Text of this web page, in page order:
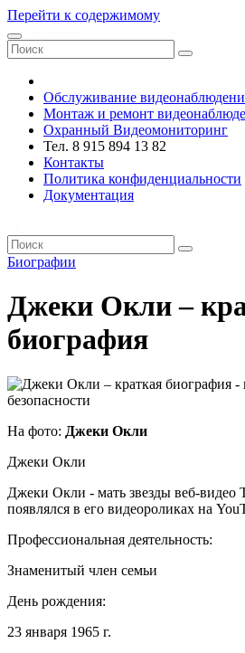
Перейти к содержимому
Обслуживание
Монтаж и ремонт
Охранный Видеомониторинг
Тел. 8 915 894 13 82
Контакты
Политика конфиденциальности
Документация
Биографии
Джеки Окли –
биография
На фото: Джеки Окли
Джеки Окли
Джеки Окли - мать звезды веб-видео
появлялся в его видеороликах на
Профессиональная деятельность:
Знаменитый член семьи
День рождения:
23 января 1965 г.